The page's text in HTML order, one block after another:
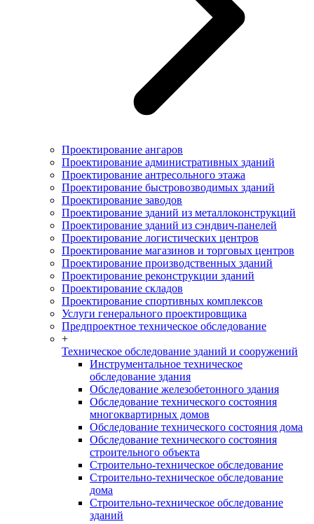
Проектирование ангаров
Проектирование административных зданий
Проектирование антресольного этажа
Проектирование быстровозводимых зданий
Проектирование заводов
Проектирование зданий из металлоконструкций
Проектирование зданий из сэндвич-панелей
Проектирование логистических центров
Проектирование магазинов и торговых центров
Проектирование производственных зданий
Проектирование реконструкции зданий
Проектирование складов
Проектирование спортивных комплексов
Услуги генерального проектировщика
Предпроектное техническое обследование
+
Техническое обследование зданий и сооружений
Инструментальное техническое
обследование здания
Обследование железобетонного здания
Обследование технического состояния
многоквартирных домов
Обследование технического состояния дома
Обследование технического состояния
строительного объекта
Строительно-техническое обследование
Строительно-техническое обследование
дома
Строительно-техническое обследование
зданий